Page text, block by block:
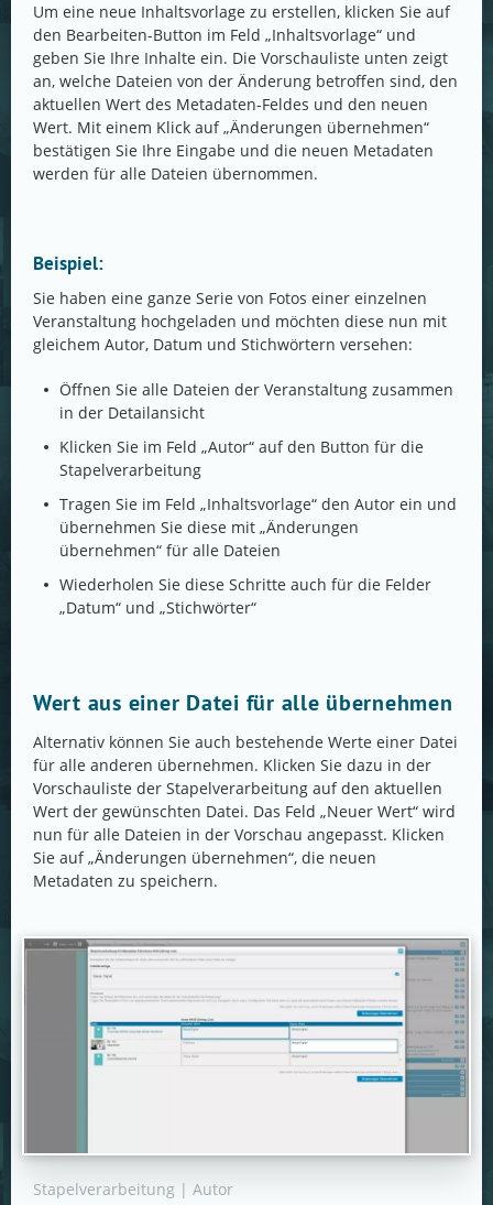
Um eine neue Inhaltsvorlage zu erstellen, klicken Sie auf
den Bearbeiten-Button im Feld „Inhaltsvorlage“ und
geben Sie Ihre Inhalte ein. Die Vorschauliste unten zeigt
an, welche Dateien von der Änderung betroffen sind, den
aktuellen Wert des Metadaten-Feldes und den neuen
Wert. Mit einem Klick auf „Änderungen übernehmen“
bestätigen Sie Ihre Eingabe und die neuen Metadaten
werden für alle Dateien übernommen.
Beispiel:
Sie haben eine ganze Serie von Fotos einer einzelnen
Veranstaltung hochgeladen und möchten diese nun mit
gleichem Autor, Datum und Stichwörtern versehen:
Öffnen Sie alle Dateien der Veranstaltung zusammen
in der Detailansicht
Klicken Sie im Feld „Autor“ auf den Button für die
Stapelverarbeitung
Tragen Sie im Feld „Inhaltsvorlage“ den Autor ein und
übernehmen Sie diese mit „Änderungen
übernehmen“ für alle Dateien
Wiederholen Sie diese Schritte auch für die Felder
„Datum“ und „Stichwörter“
Wert aus einer Datei für alle übernehmen
Alternativ können Sie auch bestehende Werte einer Datei
für alle anderen übernehmen. Klicken Sie dazu in der
Vorschauliste der Stapelverarbeitung auf den aktuellen
Wert der gewünschten Datei. Das Feld „Neuer Wert“ wird
nun für alle Dateien in der Vorschau angepasst. Klicken
Sie auf „Änderungen übernehmen“, die neuen
Metadaten zu speichern.
Stapelverarbeitung | Autor